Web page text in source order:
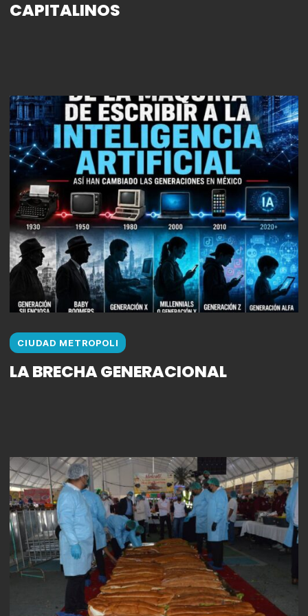
CAPITALINOS
CIUDAD METROPOLI
LA BRECHA GENERACIONAL